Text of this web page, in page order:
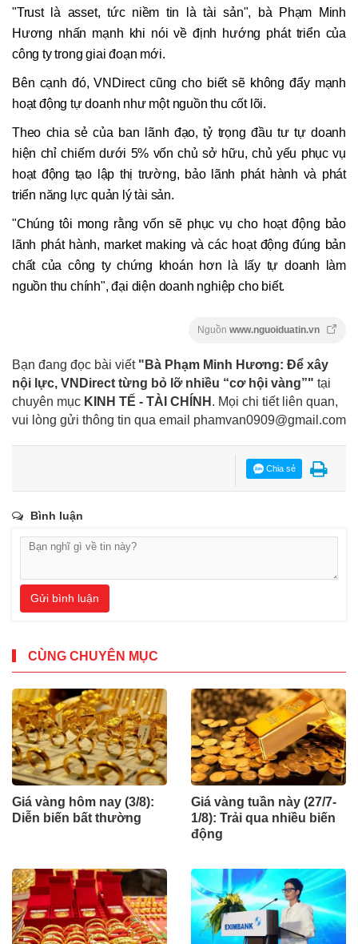
"Trust là asset, tức niềm tin là tài sản", bà Phạm Minh
Hương nhấn mạnh khi nói về định hướng phát triển của
công ty trong giai đoạn mới.
Bên cạnh đó, VNDirect cũng cho biết sẽ không đẩy mạnh
hoạt động tự doanh như một nguồn thu cốt lõi.
Theo chia sẻ của ban lãnh đạo, tỷ trọng đầu tư tự doanh
hiện chỉ chiếm dưới 5% vốn chủ sở hữu, chủ yếu phục vụ
hoạt động tạo lập thị trường, bảo lãnh phát hành và phát
triển năng lực quản lý tài sản.
"Chúng tôi mong rằng vốn sẽ phục vụ cho hoạt động bảo
lãnh phát hành, market making và các hoạt động đúng bản
chất của công ty chứng khoán hơn là lấy tự doanh làm
nguồn thu chính", đại diện doanh nghiệp cho biết.
Nguồn www.nguoiduatin.vn
Bạn đang đọc bài viết "Bà Phạm Minh Hương: Để xây
nội lực, VNDirect từng bỏ lỡ nhiều “cơ hội vàng”" tại
chuyên mục KINH TẾ - TÀI CHÍNH . Mọi chi tiết liên quan,
vui lòng gửi thông tin qua email phamvan0909@gmail.com
Chia sẻ
Bình luận
Gửi bình luận
CÙNG CHUYÊN MỤC
Giá vàng hôm nay (3/8):
Diễn biến bất thường
Giá vàng tuần này (27/7-
1/8): Trải qua nhiều biến
động